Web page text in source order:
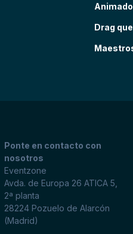
Drag
Ponte en contacto con
nosotros
Eventzone
Avda. de Europa 26 ATICA 5,
2ª planta
28224 Pozuelo de Alarcón
(Madrid)